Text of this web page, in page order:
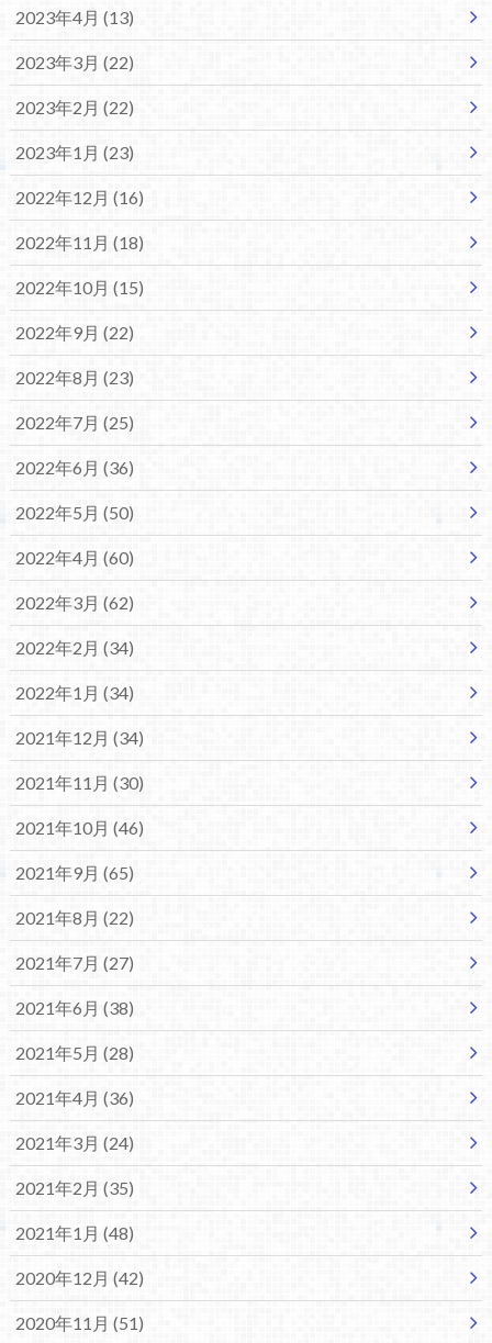
2023年4月 (13)
2023年3月 (22)
2023年2月 (22)
2023年1月 (23)
2022年12月 (16)
2022年11月 (18)
2022年10月 (15)
2022年9月 (22)
2022年8月 (23)
2022年7月 (25)
2022年6月 (36)
2022年5月 (50)
2022年4月 (60)
2022年3月 (62)
2022年2月 (34)
2022年1月 (34)
2021年12月 (34)
2021年11月 (30)
2021年10月 (46)
2021年9月 (65)
2021年8月 (22)
2021年7月 (27)
2021年6月 (38)
2021年5月 (28)
2021年4月 (36)
2021年3月 (24)
2021年2月 (35)
2021年1月 (48)
2020年12月 (42)
2020年11月 (51)